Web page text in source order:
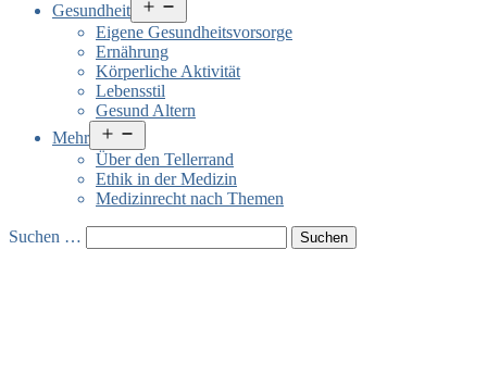
Gesundheit
öffnen
Eigene Gesundheitsvorsorge
Ernährung
Körperliche Aktivität
Lebensstil
Gesund Altern
Mehr
öffnen
Über den Tellerrand
Ethik in der Medizin
Medizinrecht nach Themen
Suchen …